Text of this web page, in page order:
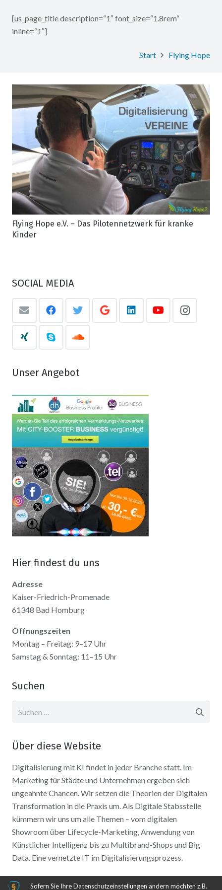
[us_page_title description=“1″ font_size=“1.8rem“
inline=“1″]
Start Flying Hope
Flying Hope e.V. – Das Pilotennetzwerk für kranke
Kinder
SOCIAL MEDIA
Unser Angebot
Hier findest du uns
Adresse
Kaiser-Friedrich-Promenade
61348 Bad Homburg
Öffnungszeiten
Montag – Freitag: 9–17 Uhr
Samstag & Sonntag: 11–15 Uhr
Suchen
Über diese Website
Digitalisierung mit KI findet in jeder Branche statt. Im
Marketing für Städte und Unternehmen ergeben sich
ungeahnte Chancen. Wir setzen die Theorien der Digitalen
Transformation in die Praxis um. Als Digitale Stabsstelle
kümmern wir uns um alle Themen – vom digitalen
Showroom über Lifecycle-Marketing, Anwendung von
Künstlicher Intelligenz bis zu Multibrand-Shops und Big
Data. Eine vernetzte IT im Digitalisierungsprozess.
Sofern Sie Ihre Datenschutzeinstellungen ändern möchten z.B.